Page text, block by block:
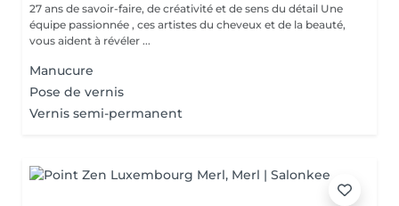
27 ans de savoir-faire, de créativité et de sens du détail Une
équipe passionnée , ces artistes du cheveux et de la beauté,
vous aident à révéler ...
Manucure
Pose de vernis
Vernis semi-permanent